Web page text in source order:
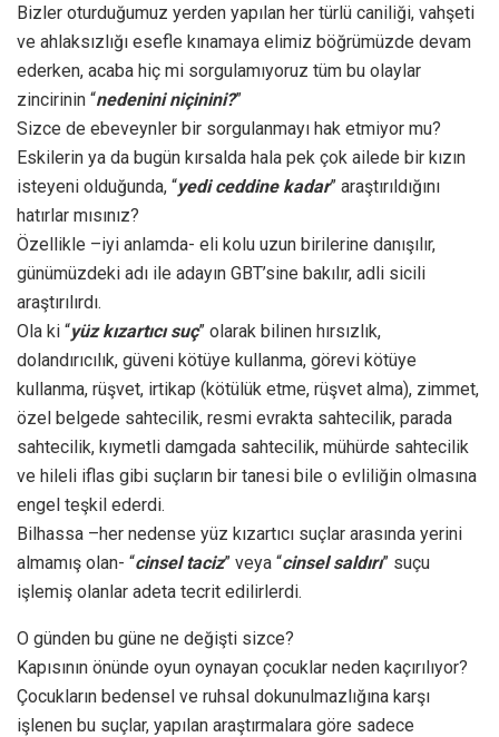
Bizler oturduğumuz yerden yapılan her türlü caniliği, vahşeti
ve ahlaksızlığı esefle kınamaya elimiz böğrümüzde devam
ederken, acaba hiç mi sorgulamıyoruz tüm bu olaylar
zincirinin “nedenini niçinini?”
Sizce de ebeveynler bir sorgulanmayı hak etmiyor mu?
Eskilerin ya da bugün kırsalda hala pek çok ailede bir kızın
isteyeni olduğunda, “yedi ceddine kadar” araştırıldığını
hatırlar mısınız?
Özellikle –iyi anlamda- eli kolu uzun birilerine danışılır,
günümüzdeki adı ile adayın GBT’sine bakılır, adli sicili
araştırılırdı.
Ola ki “yüz kızartıcı suç” olarak bilinen hırsızlık,
dolandırıcılık, güveni kötüye kullanma, görevi kötüye
kullanma, rüşvet, irtikap (kötülük etme, rüşvet alma), zimmet,
özel belgede sahtecilik, resmi evrakta sahtecilik, parada
sahtecilik, kıymetli damgada sahtecilik, mühürde sahtecilik
ve hileli iflas gibi suçların bir tanesi bile o evliliğin olmasına
engel teşkil ederdi.
Bilhassa –her nedense yüz kızartıcı suçlar arasında yerini
almamış olan- “cinsel taciz” veya “cinsel saldırı” suçu
işlemiş olanlar adeta tecrit edilirlerdi.
O günden bu güne ne değişti sizce?
Kapısının önünde oyun oynayan çocuklar neden kaçırılıyor?
Çocukların bedensel ve ruhsal dokunulmazlığına karşı
işlenen bu suçlar, yapılan araştırmalara göre sadece